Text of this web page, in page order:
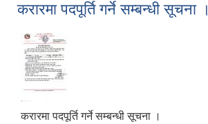
करारमा पदपूर्ति गर्ने सम्बन्धी सूचना ।
करारमा पदपूर्ति गर्ने सम्बन्धी सूचना ।